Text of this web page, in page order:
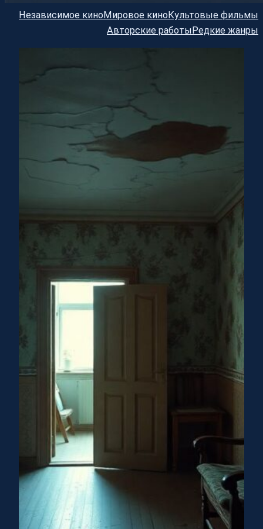
Независимое киноМировое киноКультовые фильмы
Авторские работыРедкие жанры